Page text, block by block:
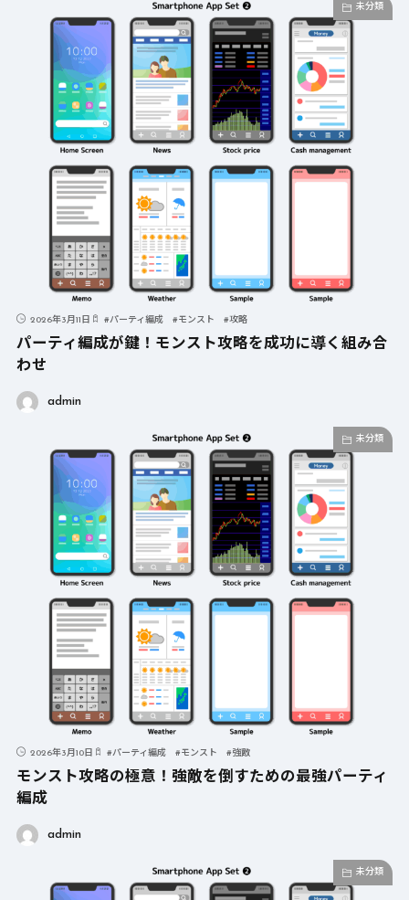
未分類
2026年3月11日 #パーティ編成 #モンスト #攻略
パーティ編成が鍵！モンスト攻略を成功に導く組み合
わせ
admin
未分類
2026年3月10日 #パーティ編成 #モンスト #強敵
モンスト攻略の極意！強敵を倒すための最強パーティ
編成
admin
未分類